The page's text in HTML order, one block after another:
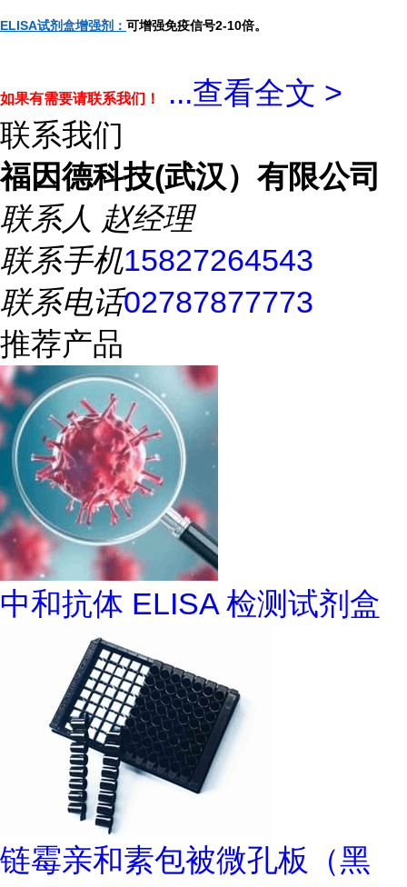
ELISA试剂盒增强剂： 可增强免疫信号2-10倍。
如果有需要请联系我们！ ...查看全文 >
联系我们
福因德科技(武汉）有限公司
联系人 赵经理
联系手机15827264543
联系电话02787877773
推荐产品
中和抗体 ELISA 检测试剂盒
链霉亲和素包被微孔板（黑